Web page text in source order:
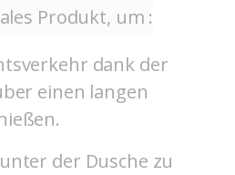
Produkt, um :
dank der
einen langen
der Dusche zu